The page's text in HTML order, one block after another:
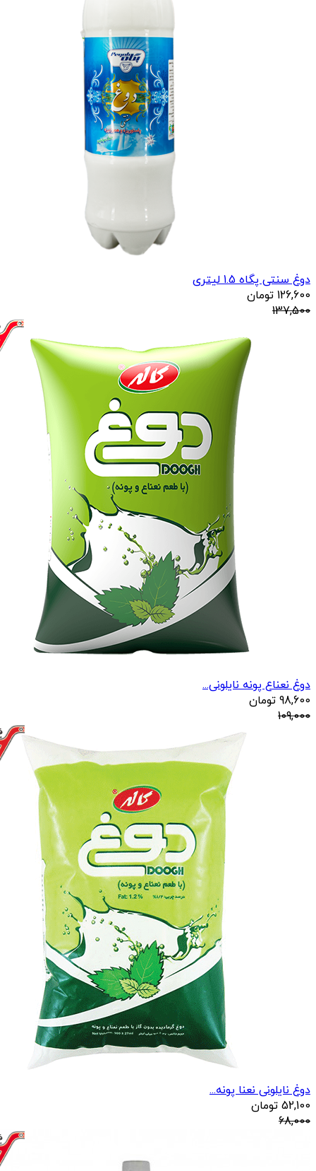
دوغ سنتی پگاه 1.5 لیتری
126,600 تومان
137,500
دوغ نعناع پونه نایلونی...
98,600 تومان
109,000
دوغ نایلونی نعنا پونه...
52,100 تومان
68,000